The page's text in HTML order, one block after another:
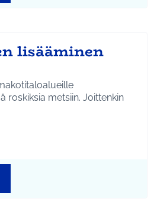
lisääminen
roskiksia metsiin. Joittenkin
mukaan: Hyvinvoiva Tuusula